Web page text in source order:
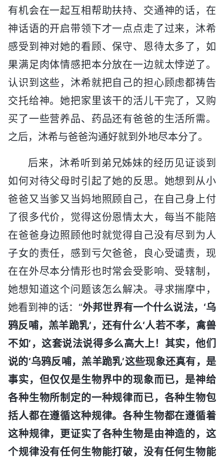
有机会在一起互相帮助扶持、交通神的话，在
神话语的开启带领下才一点点走了过来，沐希
感受到神对她的看顾、保守、恩待太多了，如
果满足肉体情感把本分放在一边就太悖逆了。
认识到这些，沐希就把自己的担心顾虑都祷告
交托给神。她把家里该干的活儿干完了，又购
买了一些营养品、药品还有爸爸的生活所需。
之后，沐希与爸爸沟通好就到外地尽本分了。
后来，沐希听到弟兄姊妹的经历见证谈到
如何对待父母时引起了她的反思。她想到从小
爸爸又当爹又当妈地照顾自己，在自己身上付
了很多代价，觉得这份恩情太大，每当不能陪
在爸爸身边照顾他时就觉得自己没有尽到为人
子女的责任，感到亏欠爸爸，良心受谴责，现
在在外尽本分情形也时常会受影响、受辖制，
她想知道这个问题该怎么解决。寻求揣摩中，
她看到神的话：“外邦世界有一个什么说法，‘乌
鸦反哺，羔羊跪乳’，还有什么‘人若不孝，禽兽
不如’，这套说法说得多么高大上！其实，他们
说的‘乌鸦反哺，羔羊跪乳’这些现象还真有，是
事实，但仅仅是生物界中的现象而已，是神给
各种生物所制定的一种规律而已，各种生物包
括人都在遵循这种规律。各种生物都在遵循着
这种规律，更证实了各种生物是由神造的，这
个规律没有任何生物能打破，没有任何生物能